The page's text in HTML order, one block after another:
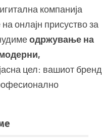
компанија
онлајн присуство за
одржување на
цел: вашиот бренд